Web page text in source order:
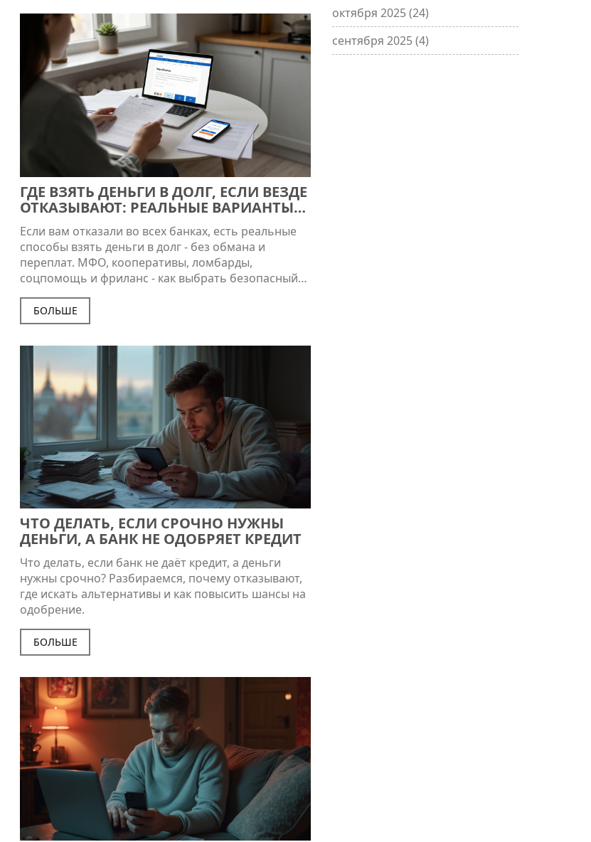
ГДЕ ВЗЯТЬ ДЕНЬГИ В ДОЛГ, ЕСЛИ ВЕЗДЕ
ОТКАЗЫВАЮТ: РЕАЛЬНЫЕ ВАРИАНТЫ
БЕЗ ОТКАЗОВ
Если вам отказали во всех банках, есть реальные
способы взять деньги в долг - без обмана и
переплат. МФО, кооперативы, ломбарды,
соцпомощь и фриланс - как выбрать безопасный
вариант.
БОЛЬШЕ
ЧТО ДЕЛАТЬ, ЕСЛИ СРОЧНО НУЖНЫ
ДЕНЬГИ, А БАНК НЕ ОДОБРЯЕТ КРЕДИТ
Что делать, если банк не даёт кредит, а деньги
нужны срочно? Разбираемся, почему отказывают,
где искать альтернативы и как повысить шансы на
одобрение.
БОЛЬШЕ
октября 2025(24)
сентября 2025(4)